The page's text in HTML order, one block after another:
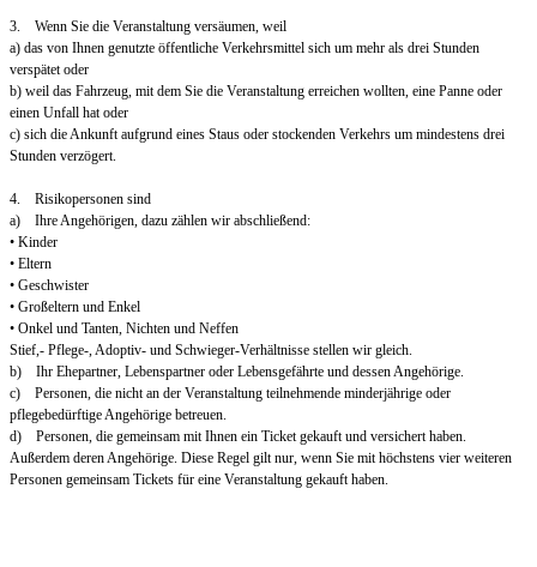
3. Wenn Sie die Veranstaltung versäumen, weil
a) das von Ihnen genutzte öffentliche Verkehrsmittel sich um mehr als drei Stunden
verspätet oder
b) weil das Fahrzeug, mit dem Sie die Veranstaltung erreichen wollten, eine Panne oder
einen Unfall hat oder
c) sich die Ankunft aufgrund eines Staus oder stockenden Verkehrs um mindestens drei
Stunden verzögert.
4. Risikopersonen sind
a) Ihre Angehörigen, dazu zählen wir abschließend:
• Kinder
• Eltern
• Geschwister
• Großeltern und Enkel
• Onkel und Tanten, Nichten und Neffen
Stief,- Pflege-, Adoptiv- und Schwieger-Verhältnisse stellen wir gleich.
b) Ihr Ehepartner, Lebenspartner oder Lebensgefährte und dessen Angehörige.
c) Personen, die nicht an der Veranstaltung teilnehmende minderjährige oder
pflegebedürftige Angehörige betreuen.
d) Personen, die gemeinsam mit Ihnen ein Ticket gekauft und versichert haben.
Außerdem deren Angehörige. Diese Regel gilt nur, wenn Sie mit höchstens vier weiteren
Personen gemeinsam Tickets für eine Veranstaltung gekauft haben.